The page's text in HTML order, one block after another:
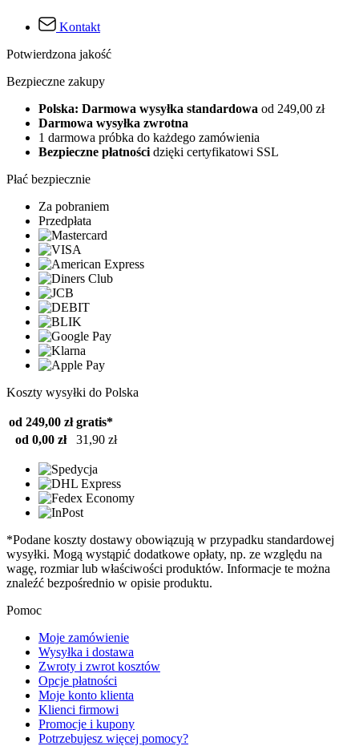
Kontakt
Potwierdzona jakość
Bezpieczne zakupy
Polska: Darmowa wysyłka standardowa od 249,00 zł
Darmowa wysyłka zwrotna
1 darmowa próbka do każdego zamówienia
Bezpieczne płatności dzięki certyfikatowi SSL
Płać bezpiecznie
Za pobraniem
Przedpłata
Koszty wysyłki do Polska
od 249,00 zł gratis*
od 0,00 zł
31,90 zł
*Podane koszty dostawy obowiązują w przypadku standardowej
wysyłki. Mogą wystąpić dodatkowe opłaty, np. ze względu na
wagę, rozmiar lub właściwości produktów. Informacje te można
znaleźć bezpośrednio w opisie produktu.
Pomoc
Moje zamówienie
Wysyłka i dostawa
Zwroty i zwrot kosztów
Opcje płatności
Moje konto klienta
Klienci firmowi
Promocje i kupony
Potrzebujesz więcej pomocy?